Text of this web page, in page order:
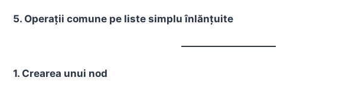
5. Operații comune pe liste simplu înlănțuite
1. Crearea unui nod